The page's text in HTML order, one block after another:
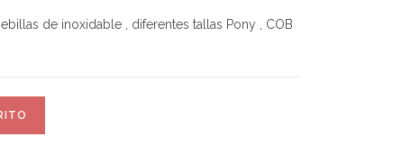
de inoxidable , diferentes tallas Pony , COB